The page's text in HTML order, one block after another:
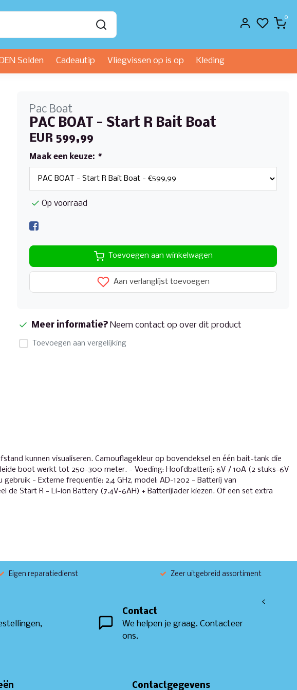
0
Solden Cadeautip Vliegvissen op is op Kleding
Pac Boat
PAC BOAT - Start R Bait Boat
EUR 599,99
Maak een keuze: *
Op voorraad
Toevoegen aan winkelwagen
Aan verlanglijst toevoegen
Meer informatie? Neem contact op over dit product
Toevoegen aan vergelijking
kunnen visualiseren. Camouflagekleur op bovendeksel en één bait-tank die
boot werkt tot 250-300 meter. - Voeding: Hoofdbatterij: 6V / 10A (2 stuks-6V
- Externe frequentie: 2,4 GHz, model: AD-1202 - Batterij van
de Start R - Li-ion Battery (7.4V-6AH) + Batterijlader kiezen. Of een set extra
Eigen reparatiedienst Zeer uitgebreid assortiment
Contact
We helpen je graag. Contacteer
ons.
<
Contactgegevens